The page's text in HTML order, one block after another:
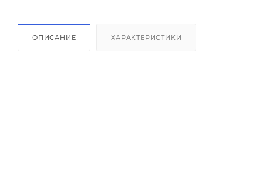
ОПИСАНИЕ ХАРАКТЕРИСТИКИ